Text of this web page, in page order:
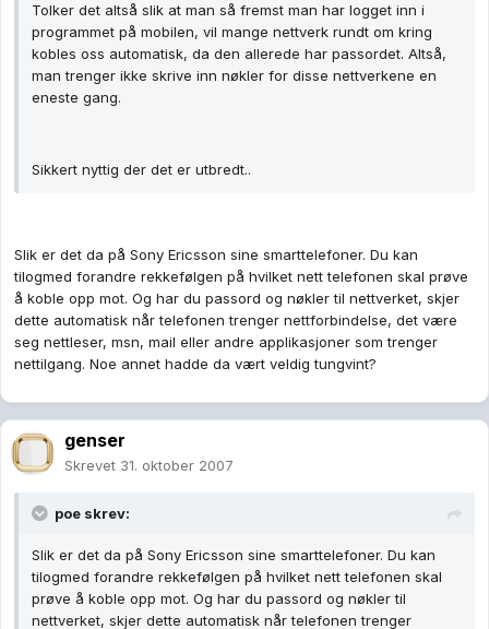
Tolker det altså slik at man så fremst man har logget inn i
programmet på mobilen, vil mange nettverk rundt om kring
kobles oss automatisk, da den allerede har passordet. Altså,
man trenger ikke skrive inn nøkler for disse nettverkene en
eneste gang.
Sikkert nyttig der det er utbredt..
Slik er det da på Sony Ericsson sine smarttelefoner. Du kan
tilogmed forandre rekkefølgen på hvilket nett telefonen skal prøve
å koble opp mot. Og har du passord og nøkler til nettverket, skjer
dette automatisk når telefonen trenger nettforbindelse, det være
seg nettleser, msn, mail eller andre applikasjoner som trenger
nettilgang. Noe annet hadde da vært veldig tungvint?
genser
Skrevet 31. oktober 2007
poe skrev:
Slik er det da på Sony Ericsson sine smarttelefoner. Du kan
tilogmed forandre rekkefølgen på hvilket nett telefonen skal
prøve å koble opp mot. Og har du passord og nøkler til
nettverket, skjer dette automatisk når telefonen trenger